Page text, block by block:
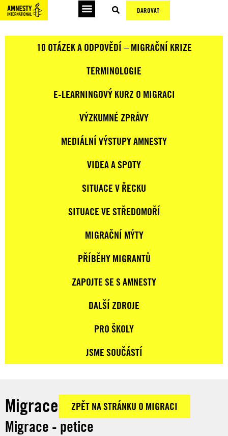
DAROVAT
10 OTÁZEK A ODPOVĚDÍ – MIGRAČNÍ KRIZE
TERMINOLOGIE
E-LEARNINGOVÝ KURZ O MIGRACI
VÝZKUMNÉ ZPRÁVY
MEDIÁLNÍ VÝSTUPY AMNESTY
VIDEA A SPOTY
SITUACE V ŘECKU
SITUACE VE STŘEDOMOŘÍ
MIGRAČNÍ MÝTY
PŘÍBĚHY MIGRANTŮ
ZAPOJTE SE S AMNESTY
DALŠÍ ZDROJE
PRO ŠKOLY
JSME SOUČÁSTÍ
Migrace ZPĚT NA STRÁNKU O MIGRACI
Migrace - petice